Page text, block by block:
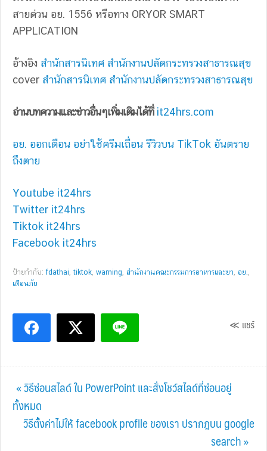
สายด่วน อย. 1556 หรือทาง ORYOR SMART
APPLICATION
อ้างอิง สำนักสารนิเทศ สำนักงานปลัดกระทรวงสาธารณสุข
cover สำนักสารนิเทศ สำนักงานปลัดกระทรวงสาธารณสุข
อ่านบทความและข่าวอื่นๆเพิ่มเติมได้ที่ it24hrs.com
อย. ออกเตือน อย่าใช้ครีมเถื่อน รีวิวบน TikTok อันตราย
ถึงตาย
Youtube it24hrs
Twitter it24hrs
Tiktok it24hrs
Facebook it24hrs
ป้ายกำกับ:fdathai ,tiktok warning สำนักงานคณะกรรมการอาหารและยา อย.
เตือนภัย
≪ แชร์
Previous
Post:
« วิธีซ่อนสไลด์ ใน PowerPoint และสั่งโชว์สไลด์ที่ซ่อนอยู่
ทั้งหมด
Next
วิธีตั้งค่าไม่ให้ facebook profile ของเรา ปรากฎบน google
search »